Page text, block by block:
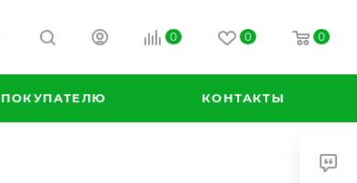
0 0 0
ПОКУПАТЕЛЮ КОНТАКТЫ